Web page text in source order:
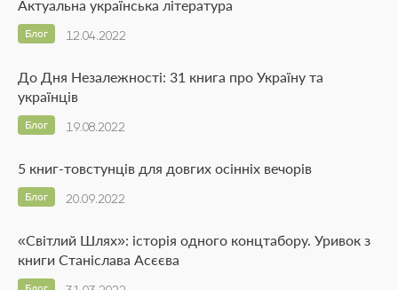
Актуальна українська література
12.04.2022
Блог
До Дня Незалежності: 31 книга про Україну та
українців
19.08.2022
Блог
5 книг-товстунців для довгих осінніх вечорів
20.09.2022
Блог
«Світлий Шлях»: історія одного концтабору. Уривок з
книги Станіслава Асєєва